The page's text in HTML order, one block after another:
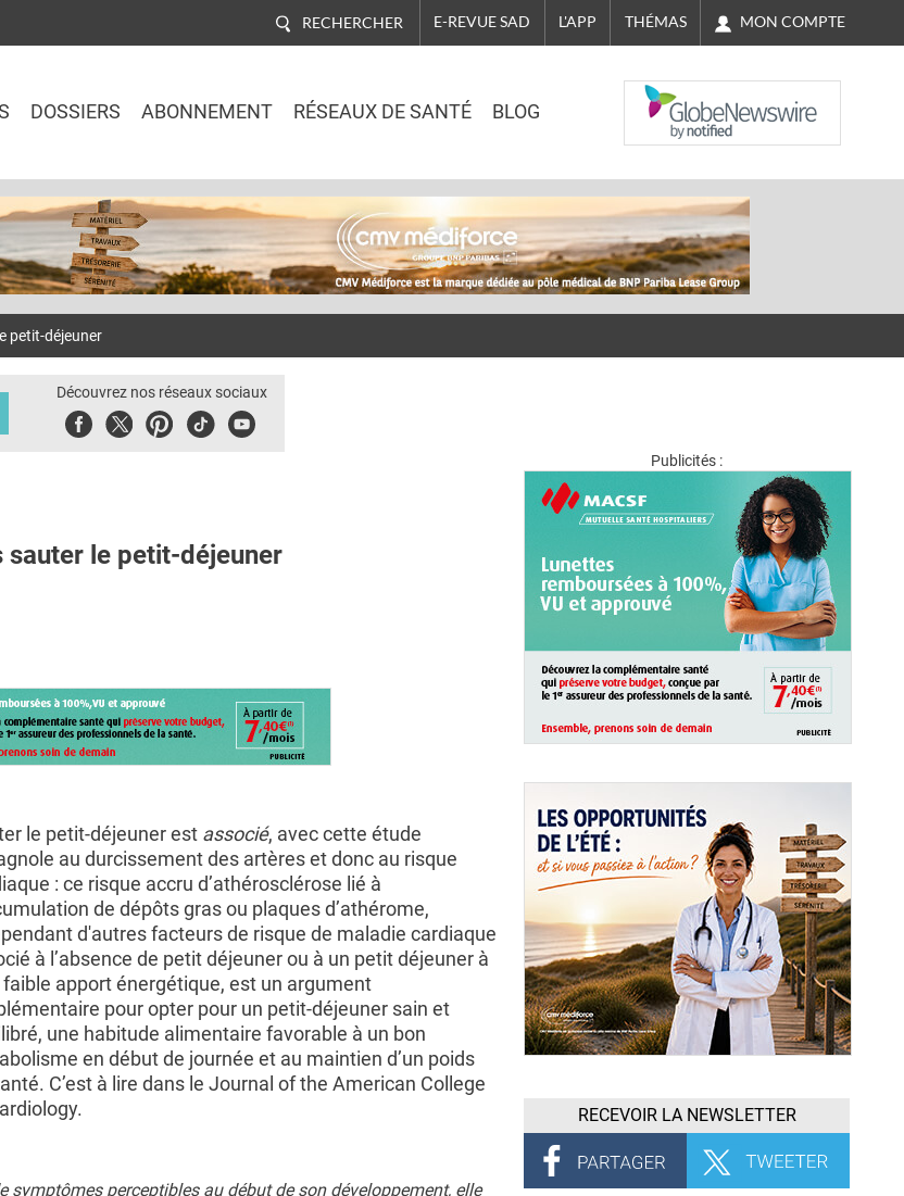
RECHERCHER E-REVUE SAD L'APP THÉMAS MON COMPTE
DOSSIERS ABONNEMENT RÉSEAUX DE SANTÉ BLOG
NASDAQ
petit-déjeuner
Découvrez nos réseaux sociaux
FacebookTwitterPinterest
TiktokYoubute
sauter le petit-déjeuner
le petit-déjeuner est associé, avec cette étude
au durcissement des artères et donc au risque
: ce risque accru d’athérosclérose lié à
de dépôts gras ou plaques d’athérome,
d'autres facteurs de risque de maladie cardiaque
à l’absence de petit déjeuner ou à un petit déjeuner à
apport énergétique, est un argument
pour opter pour un petit-déjeuner sain et
une habitude alimentaire favorable à un bon
en début de journée et au maintien d’un poids
C’est à lire dans le Journal of the American College
symptômes perceptibles au début de son développement, elle
Publicités :
RECEVOIR LA NEWSLETTER